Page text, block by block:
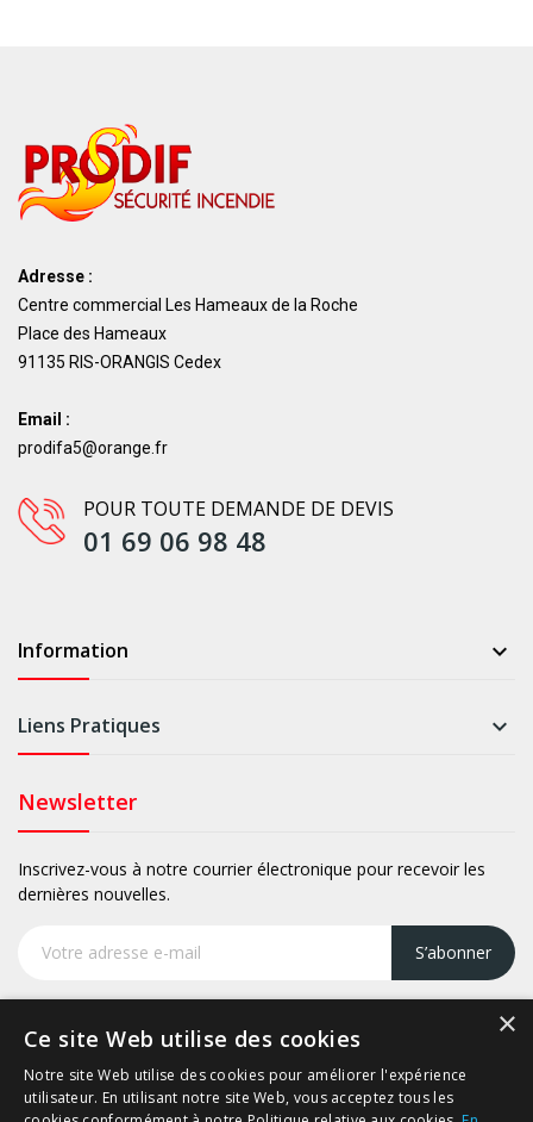
Adresse :
Centre commercial Les Hameaux de la Roche
Place des Hameaux
91135 RIS-ORANGIS Cedex
Email :
prodifa5@orange.fr
POUR TOUTE DEMANDE DE DEVIS
01 69 06 98 48
Information 
Liens Pratiques 
Newsletter
Inscrivez-vous à notre courrier électronique pour recevoir les
dernières nouvelles.
S’abonner
Copyright © Prodif.
×
Ce site Web utilise des cookies
Notre site Web utilise des cookies pour améliorer l'expérience
utilisateur. En utilisant notre site Web, vous acceptez tous les